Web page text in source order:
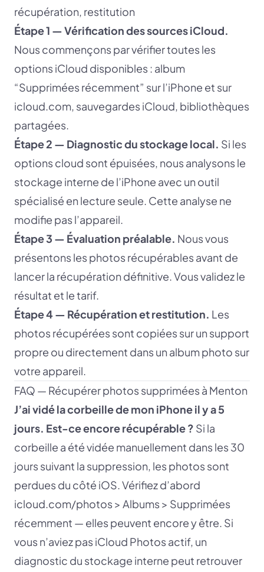
récupération, restitution
Étape 1 — Vérification des sources iCloud.
Nous commençons par vérifier toutes les
options iCloud disponibles : album
“Supprimées récemment” sur l’iPhone et sur
icloud.com, sauvegardes iCloud, bibliothèques
partagées.
Étape 2 — Diagnostic du stockage local. Si les
options cloud sont épuisées, nous analysons le
stockage interne de l’iPhone avec un outil
spécialisé en lecture seule. Cette analyse ne
modifie pas l’appareil.
Étape 3 — Évaluation préalable. Nous vous
présentons les photos récupérables avant de
lancer la récupération définitive. Vous validez le
résultat et le tarif.
Étape 4 — Récupération et restitution. Les
photos récupérées sont copiées sur un support
propre ou directement dans un album photo sur
votre appareil.
FAQ — Récupérer photos supprimées à Menton
J’ai vidé la corbeille de mon iPhone il y a 5
jours. Est-ce encore récupérable ? Si la
corbeille a été vidée manuellement dans les 30
jours suivant la suppression, les photos sont
perdues du côté iOS. Vérifiez d’abord
icloud.com/photos > Albums > Supprimées
récemment — elles peuvent encore y être. Si
vous n’aviez pas iCloud Photos actif, un
diagnostic du stockage interne peut retrouver